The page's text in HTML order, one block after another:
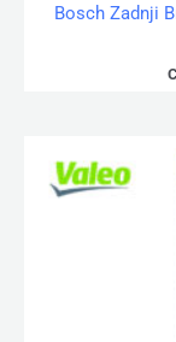
Bosch Zadnji